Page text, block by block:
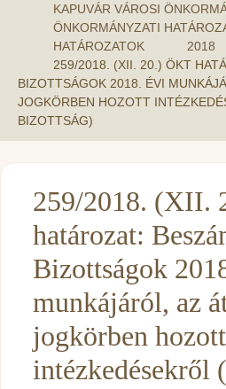
KAPUVÁR VÁROSI
ÖNKORMÁNYZATI
HATÁROZATOK
2018
259/2018. (XII. 20.) ÖKT
BIZOTTSÁGOK 2018. ÉVI
JOGKÖRBEN HOZOTT
BIZOTTSÁG)
259/2018. (XII.
határozat:
Bizottságok
munkájáról, az
jogkörben hozott
intézkedésekről